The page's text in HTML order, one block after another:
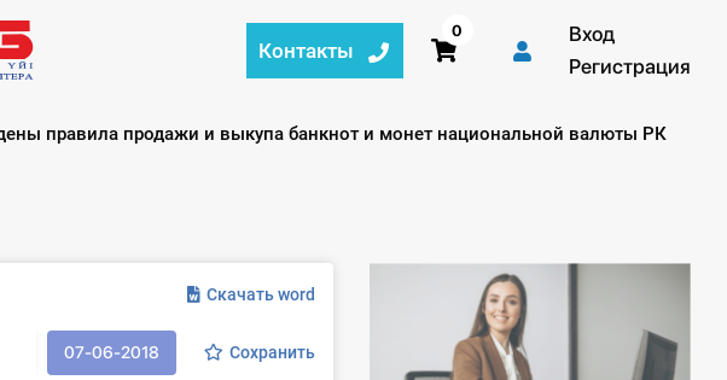
Контакты
0
Вход
Регистрация
правила продажи и выкупа банкнот и монет национальной валюты РК
Скачать word
07-06-2018 Сохранить